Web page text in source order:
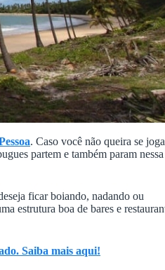
. Caso você não queira se
partem e também param nessa
ficar boiando, nadando ou
estrutura boa de bares e
Saiba mais aqui!